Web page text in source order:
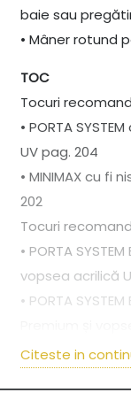
baie sau
• Mâner rotund
TOC
Tocuri
• PORTA
UV pag. 204
• MINIMAX cu fi
202
Tocuri
• PORTA
vopsea acrilică
• PORTA
• LEVEL cu fi
210
Citeste in